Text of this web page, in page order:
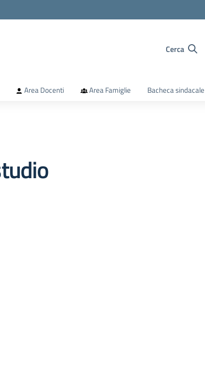
Cerca
Area Docenti Area Famiglie Bacheca sindacale